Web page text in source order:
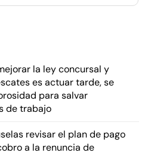
la ley concursal y
es actuar tarde, se
para salvar
de trabajo
revisar el plan de pago
a la renuncia de